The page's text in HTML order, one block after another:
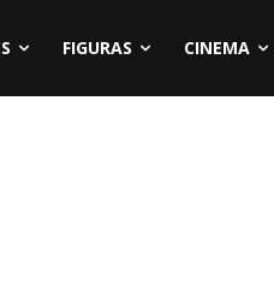
FIGURAS CINEMA